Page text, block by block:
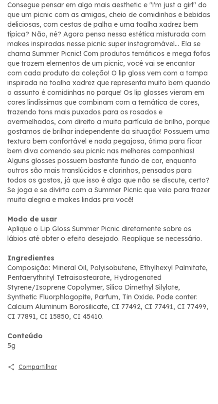
Consegue pensar em algo mais aesthetic e "i'm just a girl" do
que um picnic com as amigas, cheio de comidinhas e bebidas
deliciosas, com cestas de palha e uma toalha xadrez bem
típica? Não, né? Agora pensa nessa estética misturada com
makes inspiradas nesse picnic super instagramável... Ela se
chama Summer Picnic! Com produtos temáticos e mega fofos
que trazem elementos de um picnic, você vai se encantar
com cada produto da coleção! O lip gloss vem com a tampa
inspirada na toalha xadrez que representa muito bem quando
o assunto é comidinhas no parque! Os lip glosses vieram em
cores lindíssimas que combinam com a temática de cores,
trazendo tons mais puxados para os rosados e
avermelhados, com direito a muita partícula de brilho, porque
gostamos de brilhar independente da situação! Possuem uma
textura bem confortável e nada pegajosa, ótima para ficar
bem diva comendo seu picnic nas melhores companhias!
Alguns glosses possuem bastante fundo de cor, enquanto
outros são mais translúcidos e clarinhos, pensados para
todos os gostos, já que isso é algo que não se discute, certo?
Se joga e se divirta com a Summer Picnic que veio para trazer
muita alegria e makes lindas pra você!
Modo de usar
Aplique o Lip Gloss Summer Picnic diretamente sobre os
lábios até obter o efeito desejado. Reaplique se necessário.
Ingredientes
Composição: Mineral Oil, Polyisobutene, Ethylhexyl Palmitate,
Pentaerythrityl Tetraisostearate, Hydrogenated
Styrene/Isoprene Copolymer, Silica Dimethyl Silylate,
Synthetic Fluorphlogopite, Parfum, Tin Oxide. Pode conter:
Calcium Aluminum Borosilicate, CI 77492, CI 77491, CI 77499,
CI 77891, CI 15850, CI 45410.
Conteúdo
5g
Compartilhar